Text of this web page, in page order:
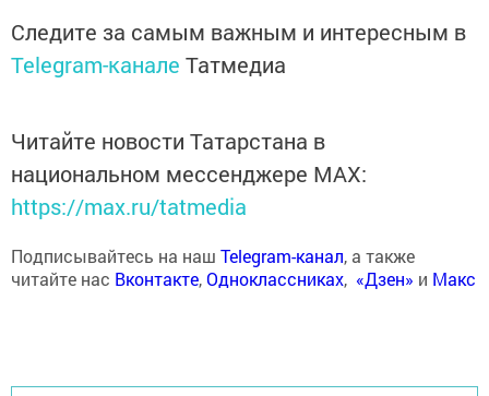
Следите за самым важным и интересным в
Telegram-канале Татмедиа
Читайте новости Татарстана в
национальном мессенджере MАХ:
https://max.ru/tatmedia
Подписывайтесь на наш Telegram-канал, а также
читайте нас Вконтакте,Одноклассниках, «Дзен» и Макс